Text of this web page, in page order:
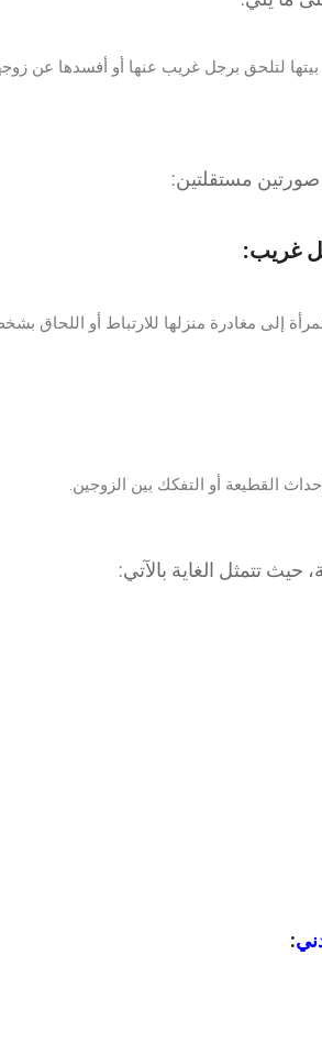
لتلحق برجل غريب عنها أو أفسدها عن
مستقلتين:
غريب:
إلى مغادرة منزلها للارتباط أو اللحاق
القطيعة أو التفكك بين الزوجين.
تتمثل الغاية بالآتي:
: